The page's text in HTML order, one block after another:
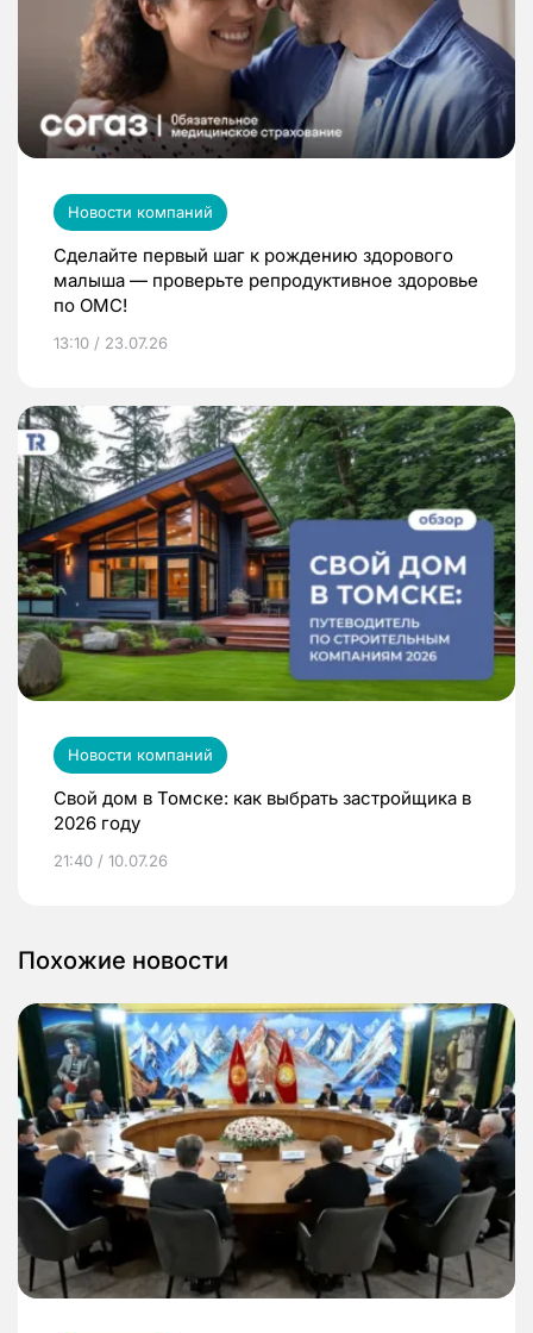
Новости компаний
Сделайте первый шаг к рождению здорового
малыша — проверьте репродуктивное здоровье
по ОМС!
13:10 / 23.07.26
Новости компаний
Свой дом в Томске: как выбрать застройщика в
2026 году
21:40 / 10.07.26
Похожие новости